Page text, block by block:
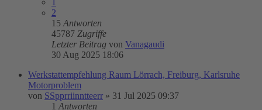
1
2
15 Antworten
45787 Zugriffe
Letzter Beitrag von Vanagaudi
30 Aug 2025 18:06
Werkstattempfehlung Raum Lörrach, Freiburg, Karlsruhe
Motorproblem
von SSpprriinntteerr » 31 Jul 2025 09:37
1 Antworten